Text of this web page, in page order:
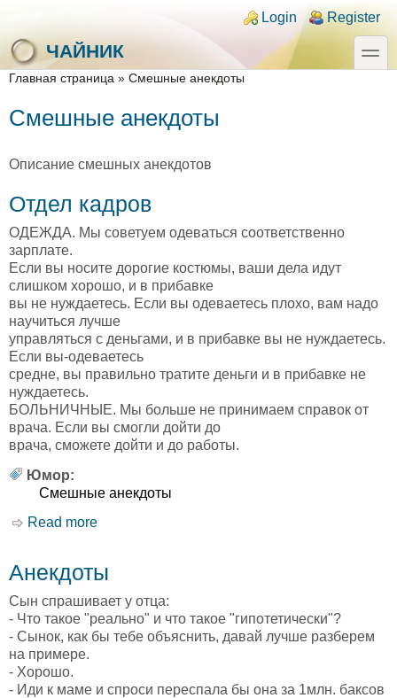
Login links
Login Register
ЧАЙНИК
toggle
You are here
Главная страница » Смешные анекдоты
Смешные анекдоты
Описание смешных анекдотов
Отдел кадров
ОДЕЖДА. Мы советуем одеваться соответственно
зарплате.
Если вы носите дорогие костюмы, ваши дела идут
слишком хорошо, и в прибавке
вы не нуждаетесь. Если вы одеваетесь плохо, вам надо
научиться лучше
управляться с деньгами, и в прибавке вы не нуждаетесь.
Если вы-одеваетесь
средне, вы правильно тратите деньги и в прибавке не
нуждаетесь.
БОЛЬНИЧНЫЕ. Мы больше не принимаем справок от
врача. Если вы смогли дойти до
врача, сможете дойти и до работы.
Юмор:
Смешные анекдоты
Read more
Анекдоты
Сын спрашивает у отца:
- Что такое "реально" и что такое "гипотетически"?
- Сынок, как бы тебе объяснить, давай лучше разберем
на примере.
- Хорошо.
- Иди к маме и спроси переспала бы она за 1млн. баксов